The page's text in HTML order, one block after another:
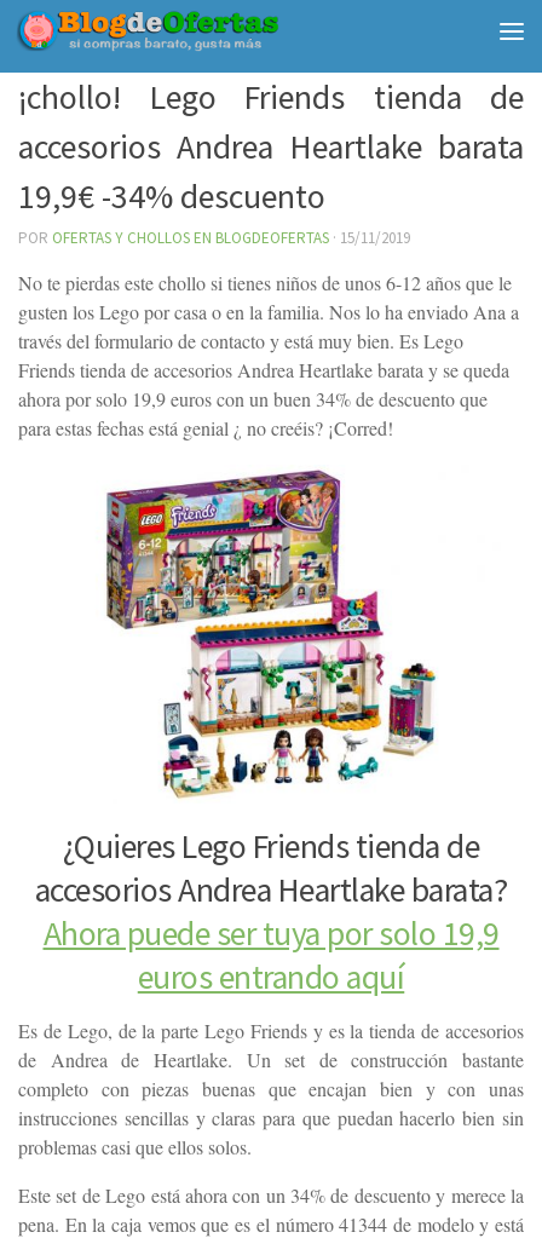
Debajo del contenido
¡chollo! Lego Friends tienda de
accesorios Andrea Heartlake barata
19,9€ -34% descuento
POR OFERTAS Y CHOLLOS EN BLOGDEOFERTAS · 15/11/2019
No te pierdas este chollo si tienes niños de unos 6-12 años que le
gusten los Lego por casa o en la familia. Nos lo ha enviado Ana a
través del formulario de contacto y está muy bien. Es Lego
Friends tienda de accesorios Andrea Heartlake barata y se queda
ahora por solo 19,9 euros con un buen 34% de descuento que
para estas fechas está genial ¿ no creéis? ¡Corred!
¿Quieres Lego Friends tienda de
accesorios Andrea Heartlake barata?
Ahora puede ser tuya por solo 19,9
euros entrando aquí
Es de Lego, de la parte Lego Friends y es la tienda de accesorios
de Andrea de Heartlake. Un set de construcción bastante
completo con piezas buenas que encajan bien y con unas
instrucciones sencillas y claras para que puedan hacerlo bien sin
problemas casi que ellos solos.
Este set de Lego está ahora con un 34% de descuento y merece la
pena. En la caja vemos que es el número 41344 de modelo y está